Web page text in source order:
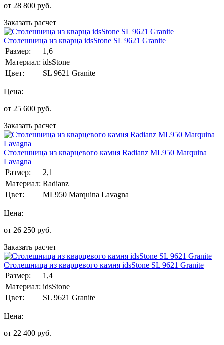
от 28 800 руб.
Заказать расчет
Столешница из кварца idsStone SL 9621 Granite
Размер:
1,6
Материал: idsStone
Цвет:
SL 9621 Granite
Цена:
от 25 600 руб.
Заказать расчет
Столешница из кварцевого камня Radianz ML950 Marquina
Lavagna
Размер:
2,1
Материал: Radianz
Цвет:
ML950 Marquina Lavagna
Цена:
от 26 250 руб.
Заказать расчет
Столешница из кварцевого камня idsStone SL 9621 Granite
Размер:
1,4
Материал: idsStone
Цвет:
SL 9621 Granite
Цена:
от 22 400 руб.